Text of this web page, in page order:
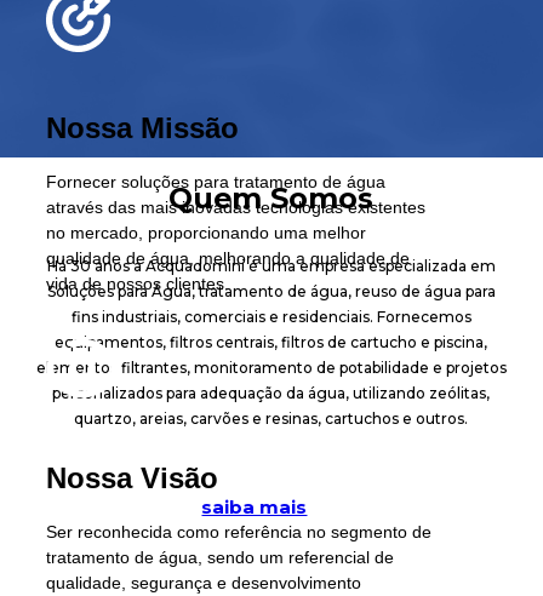
Quem Somos
Há 30 anos a Acquadomini é uma empresa especializada em
Soluções para Água, tratamento de água, reuso de água para
fins industriais, comerciais e residenciais. Fornecemos
equipamentos, filtros centrais, filtros de cartucho e piscina,
elementos filtrantes, monitoramento de potabilidade e projetos
personalizados para adequação da água, utilizando zeólitas,
quartzo, areias, carvões e resinas, cartuchos e outros.
saiba mais
Nossa Missão
Fornecer soluções para tratamento de água
através das mais inovadas tecnologias existentes
no mercado, proporcionando uma melhor
qualidade de água, melhorando a qualidade de
vida de nossos clientes.
Nossa Visão
Ser reconhecida como referência no segmento de
tratamento de água, sendo um referencial de
qualidade, segurança e desenvolvimento